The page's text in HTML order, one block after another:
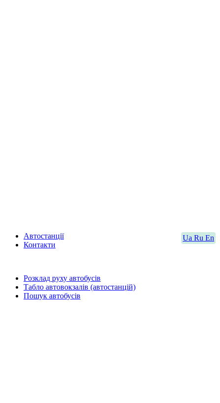
Ua Ru En
Автостанції
Контакти
Розклад руху автобусів
Табло автовокзалів (автостанцій)
Пошук автобусів